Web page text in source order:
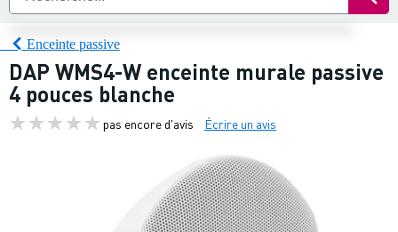
Enceinte passive
DAP WMS4-W enceinte murale passive
4 pouces blanche
pas encore d'avis Écrire un avis